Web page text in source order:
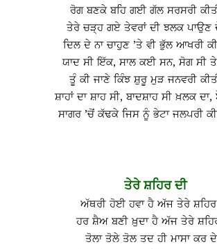
ਰੋਗ ਬਣਕੇ ਬਹਿ ਗਈ ਗੱਲ ਸਰਸਰੀ
ਤੇਰੇ ਚੜ੍ਹ ਗਏ ਤੇਵਰਾਂ ਦੀ ਝਲਕ
ਦਿਲ ਦੇ ਨਾ ਚਾਹੁਣ ’ਤੇ ਵੀ ਭੁੱਲ ਆਖਰੀ
ਯਾਦ ਸੀ ਇੱਕ, ਸਾਲ ਕਈ ਸਨ, ਸੋਗ ਸੀ
ਤੂੰ ਕੀ ਜਾਣੇ ਕਿੰਝ ਸ਼ੁਰੂ ਮੁੜ ਜਨਵਰੀ
ਸ਼ਾਹਾਂ ਦਾ ਸ਼ਾਹ ਸੀ, ਬਾਦਸ਼ਾਹ ਸੀ ਖ਼ਲਕ ਦਾ,
ਸਾਗਰ ’ਚੋਂ ਕੱਢਕੇ ਜਿਸ ਨੂੰ ਭੇਟਾ ਜਲਪਰੀ
ਤੇਰੇ ਸ਼ਹਿਰ ਦੀ
ਅੱਥਰੀ ਹੋਈ ਹਵਾ ਹੈ ਅੱਜ ਤੇਰੇ ਸ਼ਹਿਰ
ਹਰ ਸ਼ੈਅ ਬਣੀ ਖ਼ੁਦਾ ਹੈ ਅੱਜ ਤੇਰੇ
ਤੋਲਾ ਤੋਲੇ ਤੋਲ ਤਦ ਹੀ ਮਾਸਾ ਕਰ